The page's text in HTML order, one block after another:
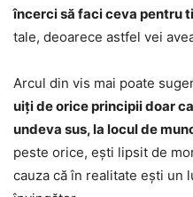
încerci să faci ceva pentru
tale, deoarece astfel vei
Arcul din vis mai poate
uiți de orice principii doar
undeva sus, la locul de
peste orice, ești lipsit de
cauza că în realitate ești un